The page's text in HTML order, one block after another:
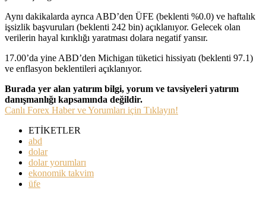
Aynı dakikalarda ayrıca ABD’den ÜFE (beklenti %0.0) ve haftalık
işsizlik başvuruları (beklenti 242 bin) açıklanıyor. Gelecek olan
verilerin hayal kırıklığı yaratması dolara negatif yansır.
17.00’da yine ABD’den Michigan tüketici hissiyatı (beklenti 97.1)
ve enflasyon beklentileri açıklanıyor.
Burada yer alan yatırım bilgi, yorum ve tavsiyeleri yatırım
danışmanlığı kapsamında değildir.
Canlı Forex Haber ve Yorumları için Tıklayın!
ETİKETLER
abd
dolar
dolar yorumları
ekonomik takvim
üfe